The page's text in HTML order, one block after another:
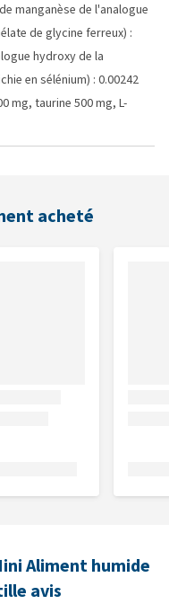
manganèse de l'analogue
de glycine ferreux) :
hydroxy de la
en sélénium) : 0.00242
mg, taurine 500 mg, L-
acheté
Aliment humide
avis